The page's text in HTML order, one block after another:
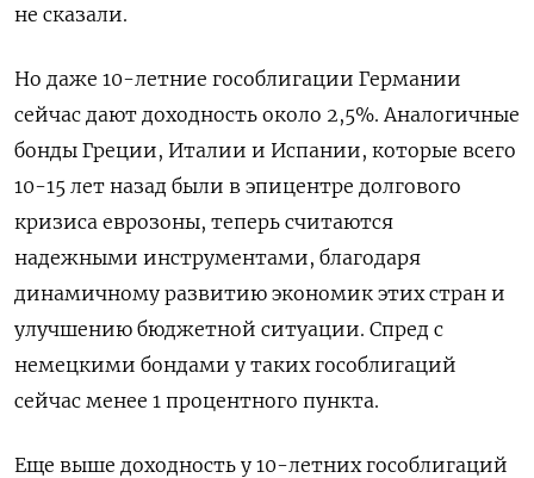
не сказали.
Но даже 10-летние гособлигации Германии
сейчас дают доходность около 2,5%. Аналогичные
бонды Греции, Италии и Испании, которые всего
10-15 лет назад были в эпицентре долгового
кризиса еврозоны, теперь считаются
надежными инструментами, благодаря
динамичному развитию экономик этих стран и
улучшению бюджетной ситуации. Спред с
немецкими бондами у таких гособлигаций
сейчас менее 1 процентного пункта.
Еще выше доходность у 10-летних гособлигаций